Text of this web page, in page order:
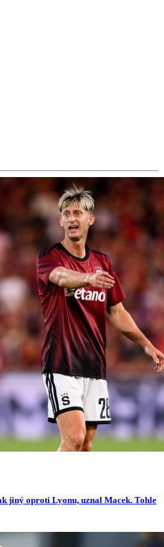
jiný oproti Lyonu, uznal Macek. Tohle